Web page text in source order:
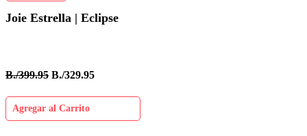
Joie Estrella | Eclipse
B./399.95 B./329.95
Agregar al Carrito